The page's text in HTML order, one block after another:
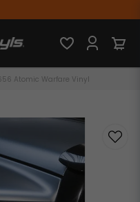
Atomic Warfare Vinyl